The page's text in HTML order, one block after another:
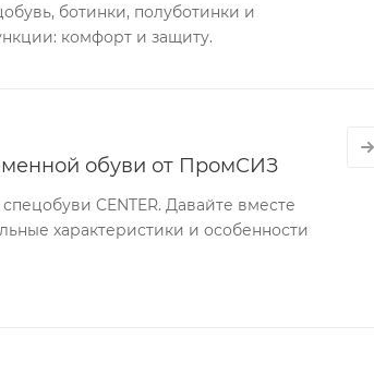
ботинки, полуботинки и
комфорт и защиту.
обуви от ПромСИЗ
CENTER. Давайте вместе
характеристики и особенности